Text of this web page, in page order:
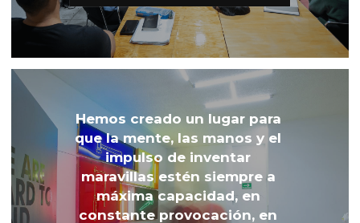
Hemos creado un lugar para
que la mente, las manos y el
impulso de inventar
maravillas estén siempre a
máxima capacidad, en
constante provocación, en